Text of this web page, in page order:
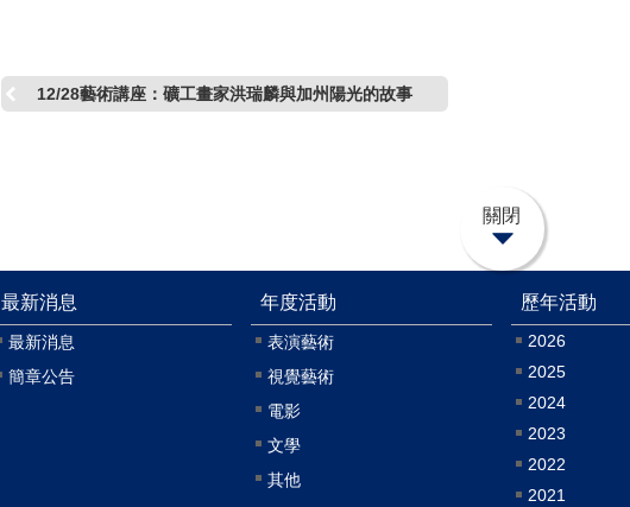
12/28藝術講座：礦工畫家洪瑞麟與加州陽光的故事
關閉
最新消息
最新消息
簡章公告
年度活動
表演藝術
視覺藝術
電影
文學
其他
歷年活動
2026
2025
2024
2023
2022
2021